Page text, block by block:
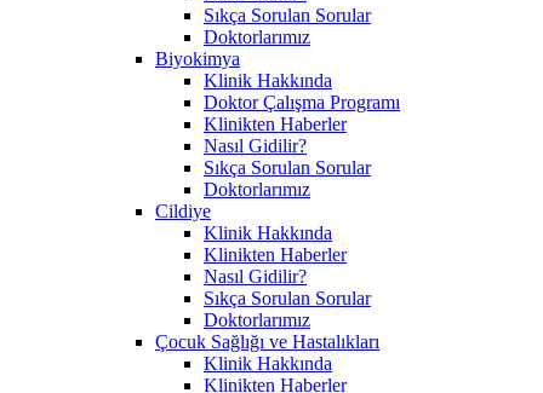
Sıkça Sorulan Sorular
Doktorlarımız
Biyokimya
Klinik Hakkında
Doktor Çalışma Programı
Klinikten Haberler
Nasıl Gidilir?
Sıkça Sorulan Sorular
Doktorlarımız
Cildiye
Klinik Hakkında
Klinikten Haberler
Nasıl Gidilir?
Sıkça Sorulan Sorular
Doktorlarımız
Çocuk Sağlığı ve Hastalıkları
Klinik Hakkında
Klinikten Haberler